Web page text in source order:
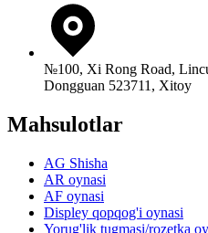
№100, Xi Rong Road,
Dongguan 523711, Xitoy
Mahsulotlar
AG Shisha
AR oynasi
AF oynasi
Displey qopqog'i oynasi
Yorug'lik tugmasi/rozetka